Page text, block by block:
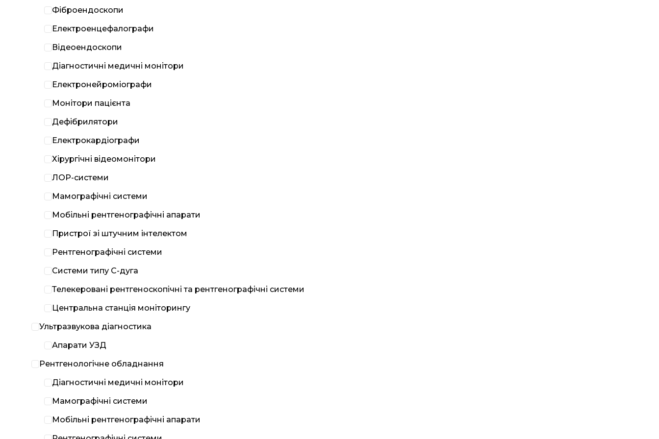
Фіброендоскопи
Електроенцефалографи
Відеоендоскопи
Діагностичні медичні монітори
Електронейроміографи
Монітори пацієнта
Дефібрилятори
Електрокардіографи
Хірургічні відеомонітори
ЛОР-системи
Мамографічні системи
Мобільні рентгенографічні апарати
Пристрої зі штучним інтелектом
Рентгенографічні системи
Системи типу С-дуга
Телекеровані рентгеноскопічні та рентгенографічні системи
Центральна станція моніторингу
Ультразвукова діагностика
Апарати УЗД
Рентгенологічне обладнання
Діагностичні медичні монітори
Мамографічні системи
Мобільні рентгенографічні апарати